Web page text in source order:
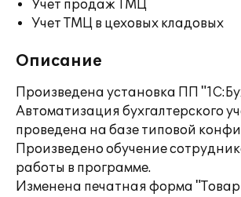
Учет продаж ТМЦ
Учет ТМЦ в цеховых кладовых
Описание
Произведена установка ПП
Автоматизация бухгалтерского
проведена на базе типовой
Произведено обучение
работы в программе.
Изменена печатная форма